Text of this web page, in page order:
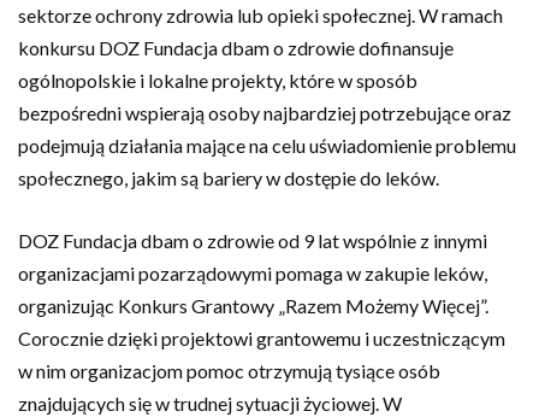
sektorze ochrony zdrowia lub opieki społecznej. W ramach
konkursu DOZ Fundacja dbam o zdrowie dofinansuje
ogólnopolskie i lokalne projekty, które w sposób
bezpośredni wspierają osoby najbardziej potrzebujące oraz
podejmują działania mające na celu uświadomienie problemu
społecznego, jakim są bariery w dostępie do leków.
DOZ Fundacja dbam o zdrowie od 9 lat wspólnie z innymi
organizacjami pozarządowymi pomaga w zakupie leków,
organizując Konkurs Grantowy „Razem Możemy Więcej”.
Corocznie dzięki projektowi grantowemu i uczestniczącym
w nim organizacjom pomoc otrzymują tysiące osób
znajdujących się w trudnej sytuacji życiowej. W